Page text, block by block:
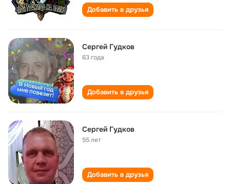
Добавить в друзья
Сергей Гудков
63 года
Добавить в друзья
Сергей Гудков
55 лет
Добавить в друзья